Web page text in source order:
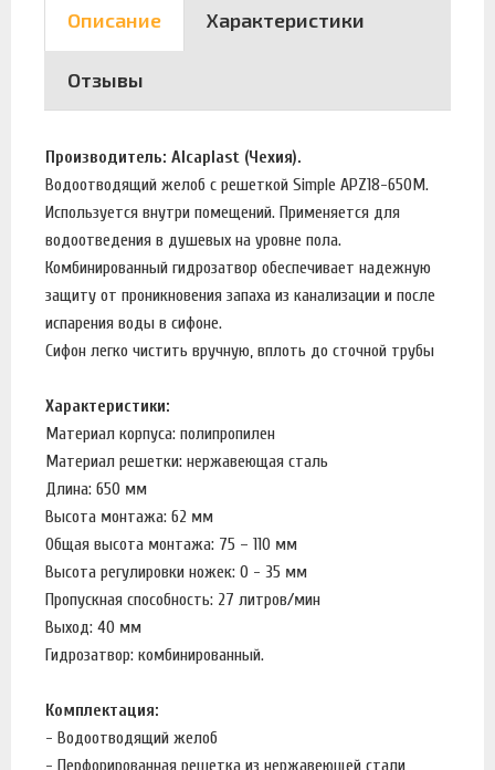
Описание Характеристики
Отзывы
Производитель: Alcaplast (Чехия).
Водоотводящий желоб с решеткой Simple APZ18-650M.
Используется внутри помещений. Применяется для
водоотведения в душевых на уровне пола.
Комбинированный гидрозатвор обеспечивает надежную
защиту от проникновения запаха из канализации и после
испарения воды в сифоне.
Сифон легко чистить вручную, вплоть до сточной трубы
Характеристики:
Материал корпуса: полипропилен
Материал решетки: нержавеющая сталь
Длина: 650 мм
Высота монтажа: 62 мм
Общая высота монтажа: 75 – 110 мм
Высота регулировки ножек: 0 - 35 мм
Пропускная способность: 27 литров/мин
Выход: 40 мм
Гидрозатвор: комбинированный.
Комплектация:
- Водоотводящий желоб
- Перфорированная решетка из нержавеющей стали